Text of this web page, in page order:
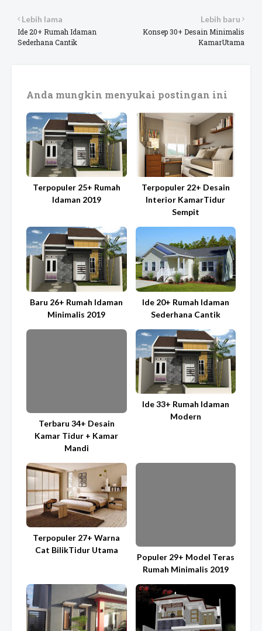
Lebih baru
Konsep 30+ Desain Minimalis
KamarUtama
Lebih lama
Ide 20+ Rumah Idaman
Sederhana Cantik
Anda mungkin menyukai postingan ini
Terpopuler 25+ Rumah
Idaman 2019
Terpopuler 22+ Desain
Interior KamarTidur
Sempit
Baru 26+ Rumah Idaman
Minimalis 2019
Ide 20+ Rumah Idaman
Sederhana Cantik
Terbaru 34+ Desain
Kamar Tidur + Kamar
Mandi
Ide 33+ Rumah Idaman
Modern
Terpopuler 27+ Warna
Cat BilikTidur Utama
Populer 29+ Model Teras
Rumah Minimalis 2019